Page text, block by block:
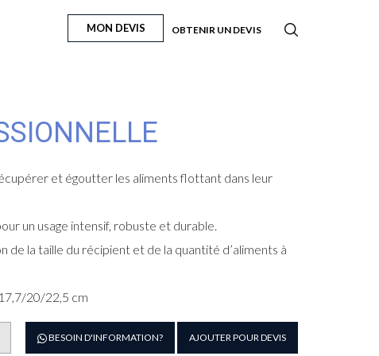
MON DEVIS OBTENIR UN DEVIS
et égoutter les aliments flottant dans leur
un usage intensif, robuste et durable.
de la taille du récipient et de la quantité d’aliments à
20/22,5 cm
quantitéBESOIN D'INFORMATION? AJOUTER POUR DEVIS